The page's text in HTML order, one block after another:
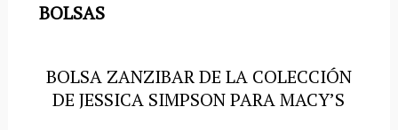
BOLSAS
BOLSA ZANZIBAR DE LA COLECCIÓN
DE JESSICA SIMPSON PARA MACY’S